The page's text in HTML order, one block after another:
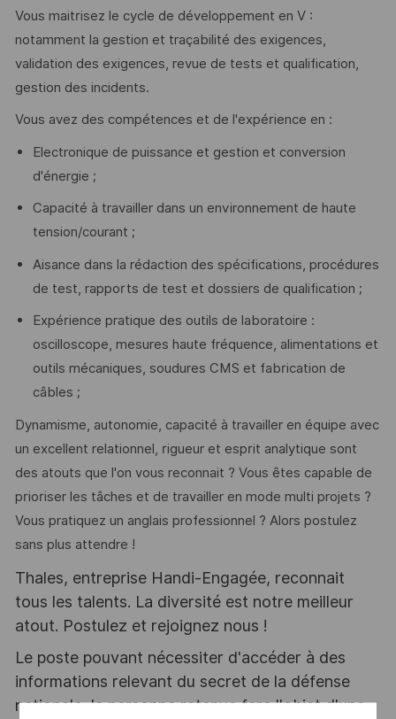
Vous maitrisez le cycle de développement en V :
notamment la gestion et traçabilité des exigences,
validation des exigences, revue de tests et qualification,
gestion des incidents.
Vous avez des compétences et de l'expérience en :
Electronique de puissance et gestion et conversion
d'énergie ;
Capacité à travailler dans un environnement de haute
tension/courant ;
Aisance dans la rédaction des spécifications, procédures
de test, rapports de test et dossiers de qualification ;
Expérience pratique des outils de laboratoire :
oscilloscope, mesures haute fréquence, alimentations et
outils mécaniques, soudures CMS et fabrication de
câbles ;
Dynamisme, autonomie, capacité à travailler en équipe avec
un excellent relationnel, rigueur et esprit analytique sont
des atouts que l'on vous reconnait ? Vous êtes capable de
prioriser les tâches et de travailler en mode multi projets ?
Vous pratiquez un anglais professionnel ? Alors postulez
sans plus attendre !
Thales, entreprise Handi-Engagée, reconnait
tous les talents. La diversité est notre meilleur
atout. Postulez et rejoignez nous !
Le poste pouvant nécessiter d'accéder à des
informations relevant du secret de la défense
nationale, la personne retenue fera l'objet d'une